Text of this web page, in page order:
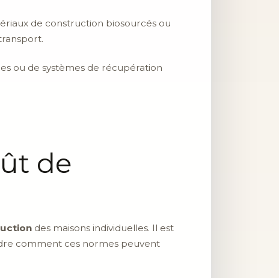
de construction biosourcés ou
ou de systèmes de récupération
de
des maisons individuelles. Il est
comment ces normes peuvent